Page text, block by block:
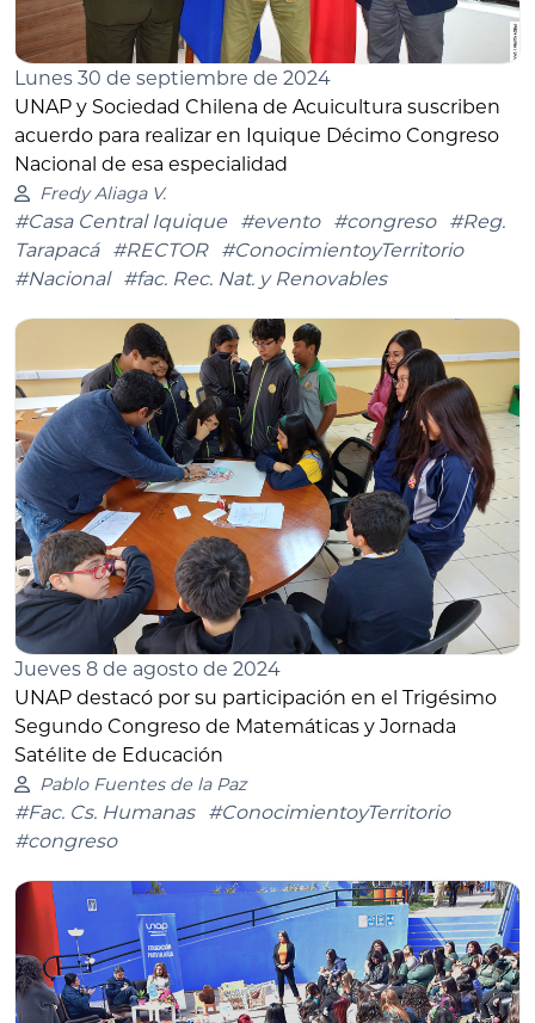
Lunes 30 de septiembre de 2024
UNAP y Sociedad Chilena de Acuicultura suscriben
acuerdo para realizar en Iquique Décimo Congreso
Nacional de esa especialidad
Fredy Aliaga V.
#Casa Central Iquique #evento #congreso
#Reg.
Tarapacá
#RECTOR
#ConocimientoyTerritorio
#Nacional
#fac. Rec. Nat. y Renovables
Jueves 8 de agosto de 2024
UNAP destacó por su participación en el Trigésimo
Segundo Congreso de Matemáticas y Jornada
Satélite de Educación
Pablo Fuentes de la Paz
#Fac. Cs. Humanas
#ConocimientoyTerritorio
#congreso